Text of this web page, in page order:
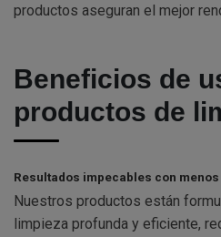
productos aseguran el mejor
Beneficios de
productos de
Resultados impecables con
Nuestros productos están
limpieza profunda y eficiente,